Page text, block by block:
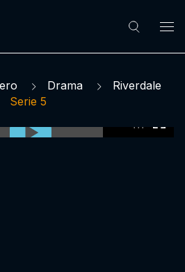
Drama
Riverdale
Serie 5